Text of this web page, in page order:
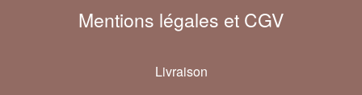
Mentions légales et CGV
Livraison